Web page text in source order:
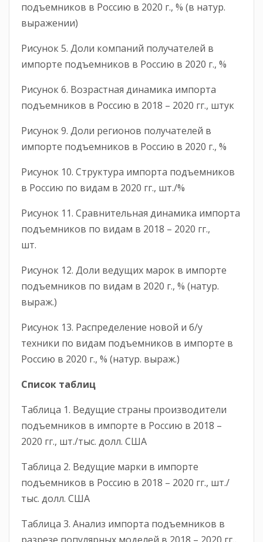
подъемников в Россию в 2020 г., % (в натур.
выражении)
Рисунок 5. Доли компаний получателей в
импорте подъемников в Россию в 2020 г., %
Рисунок 6. Возрастная динамика импорта
подъемников в Россию в 2018 – 2020 гг., штук
Рисунок 9. Доли регионов получателей в
импорте подъемников в Россию в 2020 г., %
Рисунок 10. Структура импорта подъемников
в Россию по видам в 2020 гг., шт./%
Рисунок 11. Сравнительная динамика импорта
подъемников по видам в 2018 – 2020 гг.,
шт.
Рисунок 12. Доли ведущих марок в импорте
подъемников по видам в 2020 г., % (натур.
выраж.)
Рисунок 13. Распределение новой и б/у
техники по видам подъемников в импорте в
Россию в 2020 г., % (натур. выраж.)
Список таблиц
Таблица 1. Ведущие страны производители
подъемников в импорте в Россию в 2018 –
2020 гг., шт./тыс. долл. США
Таблица 2. Ведущие марки в импорте
подъемников в Россию в 2018 – 2020 гг., шт./
тыс. долл. США
Таблица 3. Анализ импорта подъемников в